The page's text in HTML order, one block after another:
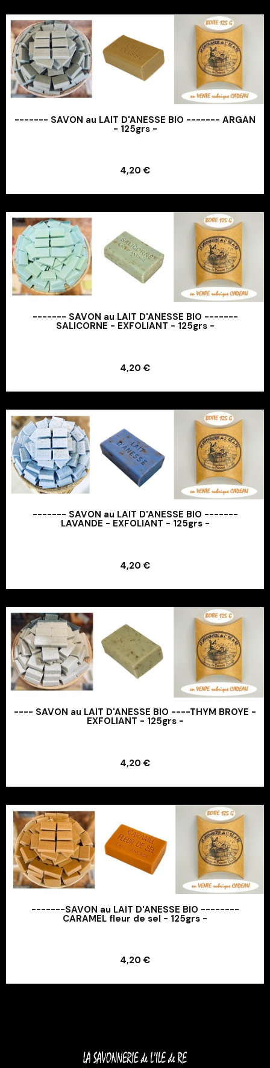
------- SAVON au LAIT D'ANESSE BIO ------- ARGAN
- 125grs -
4,20 €
Ajouter au panier
------- SAVON au LAIT D'ANESSE BIO -------
SALICORNE - EXFOLIANT - 125grs -
4,20 €
Ajouter au panier
------- SAVON au LAIT D'ANESSE BIO -------
LAVANDE - EXFOLIANT - 125grs -
4,20 €
Ajouter au panier
---- SAVON au LAIT D'ANESSE BIO ----THYM BROYE -
EXFOLIANT - 125grs -
4,20 €
Ajouter au panier
-------SAVON au LAIT D'ANESSE BIO --------
CARAMEL fleur de sel - 125grs -
4,20 €
Ajouter au panier